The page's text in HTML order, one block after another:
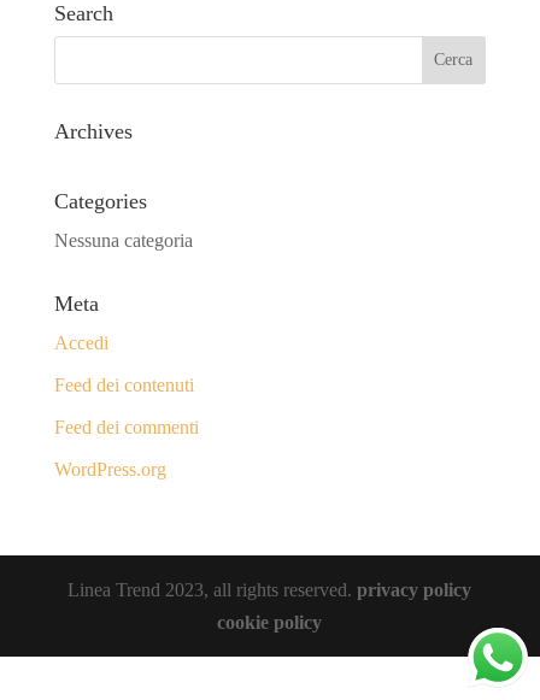
Search
Archives
Categories
Nessuna categoria
Meta
Accedi
Feed dei contenuti
Feed dei commenti
WordPress.org
Linea Trend 2023, all rights reserved.privacy policy
cookie policy